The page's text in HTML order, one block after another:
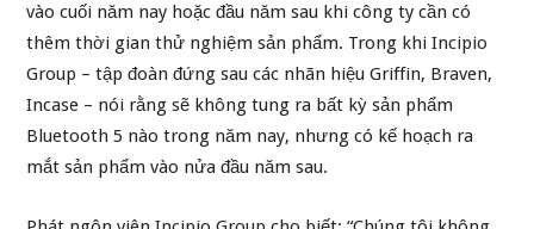
vào cuối năm nay hoặc đầu năm sau khi công ty cần có
thêm thời gian thử nghiệm sản phẩm. Trong khi Incipio
Group – tập đoàn đứng sau các nhãn hiệu Griffin, Braven,
Incase – nói rằng sẽ không tung ra bất kỳ sản phẩm
Bluetooth 5 nào trong năm nay, nhưng có kế hoạch ra
mắt sản phẩm vào nửa đầu năm sau.